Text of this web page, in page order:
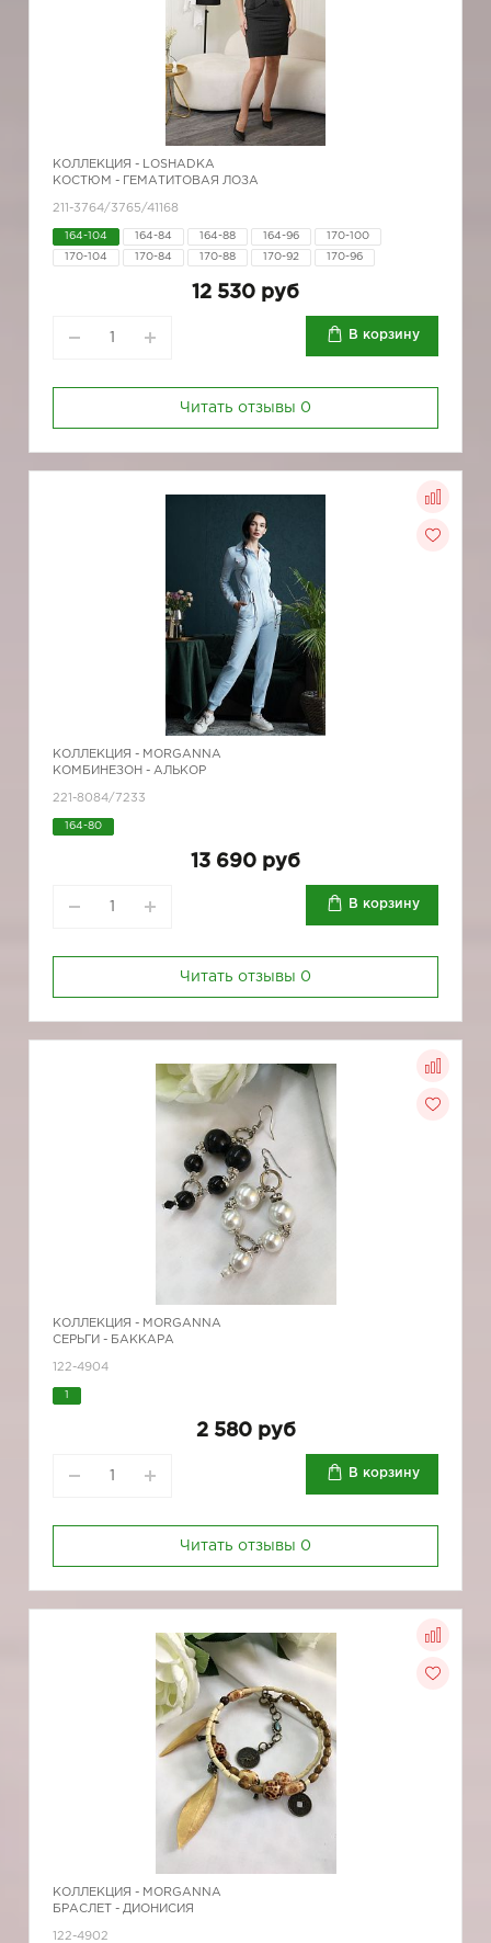
КОЛЛЕКЦИЯ - LOSHADKA
КОСТЮМ - ГЕМАТИТОВАЯ ЛОЗА
211-3764/3765/41168
164-104 164-84 164-88 164-96 170-100
170-104 170-84 170-88 170-92 170-96
12 530 руб
В корзину
Читать отзывы 0
КОЛЛЕКЦИЯ - MORGANNA
КОМБИНЕЗОН - АЛЬКОР
221-8084/7233
164-80
13 690 руб
В корзину
Читать отзывы 0
КОЛЛЕКЦИЯ - MORGANNA
СЕРЬГИ - БАККАРА
122-4904
2 580 руб
В корзину
Читать отзывы 0
КОЛЛЕКЦИЯ - MORGANNA
БРАСЛЕТ - ДИОНИСИЯ
122-4902